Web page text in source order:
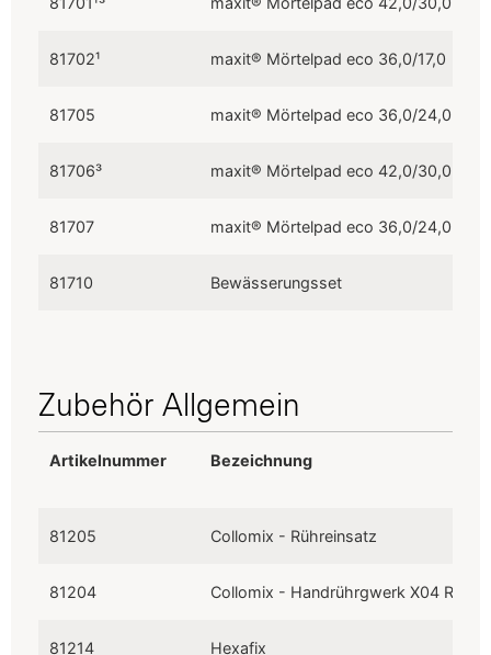
81702¹ maxit® Mörtelpad eco 36,0/17,0
81705 maxit® Mörtelpad eco 36,0/24,0 -
81706³ maxit® Mörtelpad eco 42,0/30,0
81707 maxit® Mörtelpad eco 36,0/24,0 -
81710 Bewässerungsset
Zubehör Allgemein
Artikelnummer Bezeichnung
81205
Collomix - Rühreinsatz
81204 Collomix - Handrührgwerk X04 R HF
81214 Hexafix